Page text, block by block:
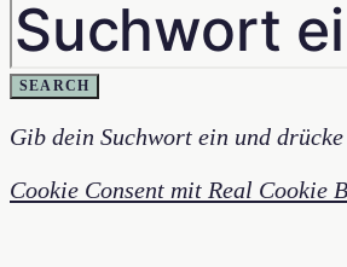
SEARCH
Gib dein Suchwort ein und drücke
Cookie Consent mit Real Cookie